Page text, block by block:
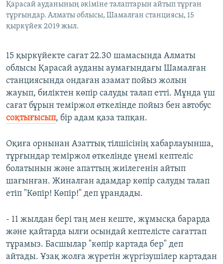
Қарасай ауданының әкіміне талаптарын айтып тұрған
тұрғындар. Алматы облысы, Шамалған станциясы, 15
қыркүйек 2019 жыл.
15 қыркүйекте сағат 22.30 шамасында Алматы
облысы Қарасай ауданы аумағындағы Шамалған
станциясында ондаған азамат пойыз жолын
жауып, биліктен көпір салуды талап етті. Мұнда үш
сағат бұрын теміржол өткелінде пойыз бен автобус
соқтығысып, бір адам қаза тапқан.
Оқиға орнынан Азаттық тілшісінің хабарлауынша,
тұрғындар теміржол өткелінде үнемі кептеліс
болатынын және апаттың жиілегенін айтып
шағынған. Жиналған адамдар көпір салуды талап
етіп "Көпір! Көпір!" деп ұрандады.
- 11 жылдан бері таң мен кеште, жұмысқа барарда
және қайтарда ылғи осындай кептелісте сағаттап
тұрамыз. Басшылар "көпір картада бер" деп
айтады. Ұзақ жолға жүретін жүргізушілер картадан